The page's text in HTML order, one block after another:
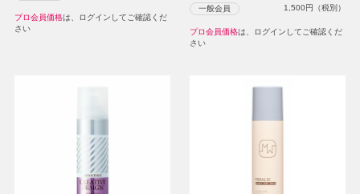
プロ会員価格は、ログインしてご確認くだ
さい
一般会員 1,500円（税別）
プロ会員価格は、ログインしてご確認くだ
さい